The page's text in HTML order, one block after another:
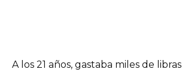
A los 21 años, gastaba miles de libras